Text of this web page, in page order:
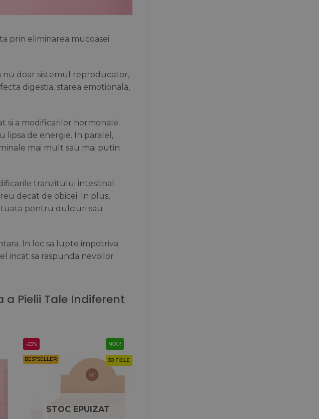
prin eliminarea mucoasei
nu doar sistemul reproducator,
digestia, starea emotionala,
si a modificarilor hormonale.
lipsa de energie. In paralel,
mai mult sau mai putin
tranzitului intestinal.
decat de obicei. In plus,
pentru dulciuri sau
In loc sa lupte impotriva
incat sa raspunda nevoilor
Pielii Tale Indiferent
-25%
BESTSELLER
NOU!
30 FIOLE
STOC EPUIZAT